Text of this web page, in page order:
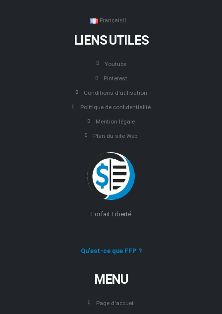
Français
LIENS UTILES
Youtube
Pinterest
Conditions d'utilisation
Politique de confidentialité
Mention légale
Plan du site Web
Forfait Liberté
Qu'est-ce que FFP ?
MENU
Page d'accueil